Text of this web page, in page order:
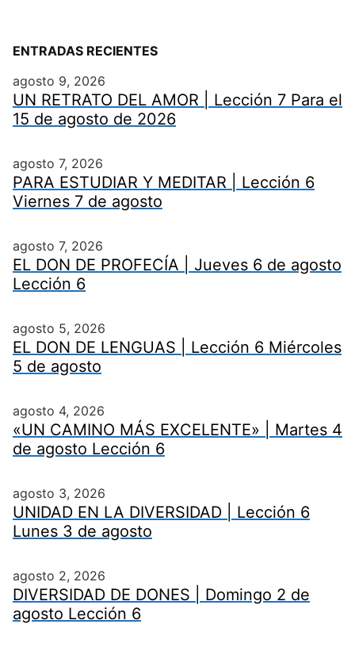
ENTRADAS RECIENTES
agosto 9, 2026
UN RETRATO DEL AMOR | Lección 7 Para el
15 de agosto de 2026
agosto 7, 2026
PARA ESTUDIAR Y MEDITAR | Lección 6
Viernes 7 de agosto
agosto 7, 2026
EL DON DE PROFECÍA | Jueves 6 de agosto
Lección 6
agosto 5, 2026
EL DON DE LENGUAS | Lección 6 Miércoles
5 de agosto
agosto 4, 2026
«UN CAMINO MÁS EXCELENTE» | Martes 4
de agosto Lección 6
agosto 3, 2026
UNIDAD EN LA DIVERSIDAD | Lección 6
Lunes 3 de agosto
agosto 2, 2026
DIVERSIDAD DE DONES | Domingo 2 de
agosto Lección 6